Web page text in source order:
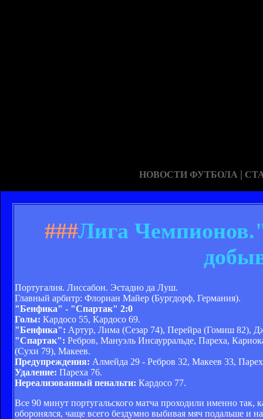
НОВОСТИ ФУТБОЛА |
###Лига
Португалия. Лиссабон. Эстадио да Луш.
Главный арбитр: Флориан Майер (Бургдорф, Германия).
"Бенфика" - "Спартак" 2:0
Голы: Кардосо 55, Кардосо 69.
"Бенфика": Артур, Лима (Сезар 74), Перейра (Гомиш 82),
"Спартак": Ребров, Мануэль Инсаурральде, Пареха,
(Сухи 79), Макеев.
Предупреждения: Алмейда 29 - Ребров 32, Макеев 33,
Удаление: Пареха 76.
Нереализованный пенальти: Кардосо 77.
Все 90 минут португальского матча проходили именно
оборонялся, чаще всего бездумно выбивая мяч подальше и